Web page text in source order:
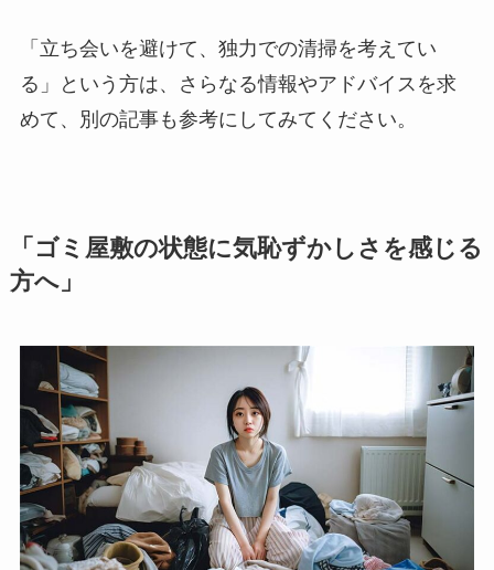
「立ち会いを避けて、独力での清掃を考えてい
る」という方は、さらなる情報やアドバイスを求
めて、別の記事も参考にしてみてください。
「ゴミ屋敷の状態に気恥ずかしさを感じる
方へ」